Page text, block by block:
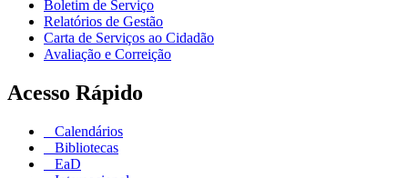
Boletim de Serviço
Relatórios de Gestão
Carta de Serviços ao Cidadão
Avaliação e Correição
Acesso Rápido
Calendários
Bibliotecas
EaD